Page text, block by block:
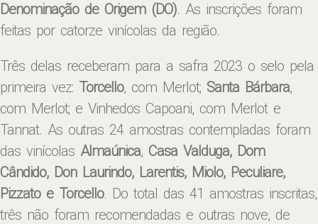
Denominação de Origem (DO). As inscrições foram
feitas por catorze vinícolas da região.
Três delas receberam para a safra 2023 o selo pela
primeira vez: Torcello, com Merlot; Santa Bárbara,
com Merlot; e Vinhedos Capoani, com Merlot e
Tannat. As outras 24 amostras contempladas foram
das vinícolas Almaúnica, Casa Valduga, Dom
Cândido, Don Laurindo, Larentis, Miolo, Peculiare,
Pizzato e Torcello. Do total das 41 amostras inscritas,
três não foram recomendadas e outras nove, de